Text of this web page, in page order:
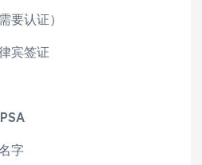
认证）
宾签证
字